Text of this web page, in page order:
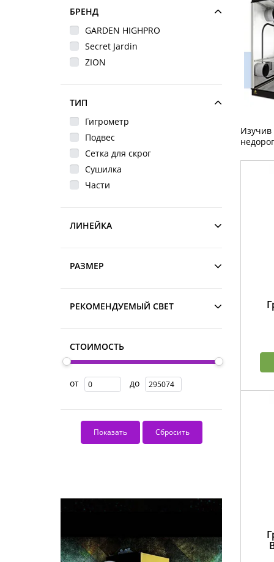
БРЕНД
GARDEN HIGHPRO
Secret Jardin
ZION
ТИП
Гигрометр
Подвес
Сетка для скрог
Сушилка
Части
ЛИНЕЙКА
РАЗМЕР
РЕКОМЕНДУЕМЫЙ СВЕТ
СТОИМОСТЬ
от до
Изучив